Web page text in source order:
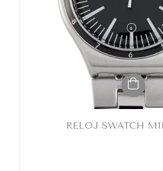
RELOJ SWATCH